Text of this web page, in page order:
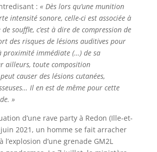
: « Dès lors qu’une munition
intensité sonore, celle-ci est associée à
souffle, c’est à dire de compression de
des risques de lésions auditives pour
proximité immédiate (…) de sa
ailleurs, toute composition
causer des lésions cutanées,
Il en est de même pour cette
»
d’une rave party à Redon (Ille-et-
2021, un homme se fait arracher
l’explosion d’une grenade GM2L